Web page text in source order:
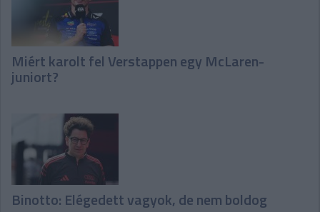
Miért karolt fel Verstappen egy McLaren-
juniort?
Binotto: Elégedett vagyok, de nem boldog